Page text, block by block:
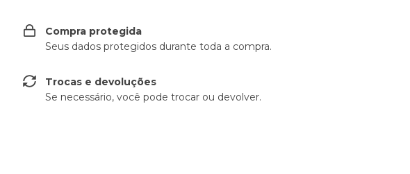
Compra protegida
Seus dados protegidos durante toda a compra.
Trocas e devoluções
Se necessário, você pode trocar ou devolver.